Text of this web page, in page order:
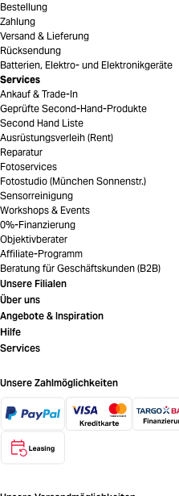
Bestellung
Zahlung
Versand & Lieferung
Rücksendung
Batterien, Elektro- und Elektronikgeräte
Services
Ankauf & Trade-In
Geprüfte Second-Hand-Produkte
Second Hand Liste
Ausrüstungsverleih (Rent)
Reparatur
Fotoservices
Fotostudio (München Sonnenstr.)
Sensorreinigung
Workshops & Events
0%-Finanzierung
Objektivberater
Affiliate-Programm
Beratung für Geschäftskunden (B2B)
Unsere Filialen
Über uns
Angebote & Inspiration
Hilfe
Services
Unsere Zahlmöglichkeiten